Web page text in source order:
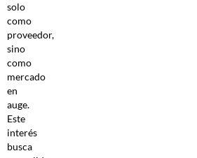
solo
como
proveedor,
sino
como
mercado
en
auge.
Este
interés
busca